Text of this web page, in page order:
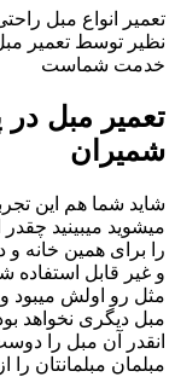
تعمیر انواع مبل
نظیر توسط تعمیر
خدمت شماست
تعمیر مبل
شمیران
شاید شما هم این
میشوید میبینید چقدر
را برای همین خانه
و غیر قابل
مثل رو اولش میبود و
مبل دیگری نخواهد
انقدر آن مبل را
مبلمان مبلمانتان را